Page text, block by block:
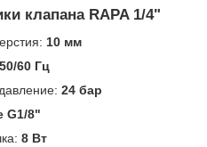
клапана RAPA 1/4"
10 мм
60 Гц
24 бар
G1/8"
8 Вт